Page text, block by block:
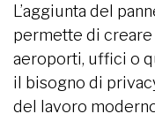
L’aggiunta del
permette di
aeroporti, uffici o
il bisogno di
del lavoro